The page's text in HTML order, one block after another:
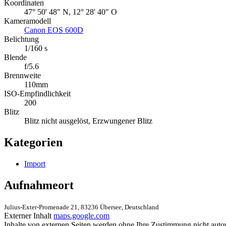
Koordinaten
47° 50' 48" N, 12° 28' 40" O
Kameramodell
Canon EOS 600D
Belichtung
1/160 s
Blende
f/5.6
Brennweite
110mm
ISO-Empfindlichkeit
200
Blitz
Blitz nicht ausgelöst, Erzwungener Blitz
Kategorien
Import
Aufnahmeort
Julius-Exter-Promenade 21, 83236 Übersee, Deutschland
Externer Inhalt maps.google.com